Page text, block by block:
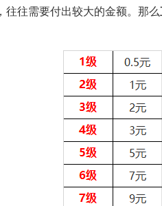
往往需要付出较大的金额。那么